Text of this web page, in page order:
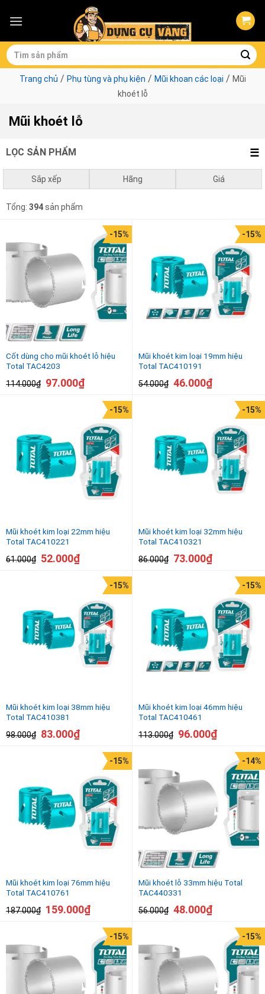
Tìm
kiếm:
Trang chủ / Phụ tùng và phụ kiện / Mũi khoan các loại / Mũi
khoét lỗ
Mũi khoét lỗ
LỌC SẢN PHẨM
Sắp xếp
Mặc định
Giá cao đến thấp
Hãng
Bosch
Milwaukee
Thắng Lợi
Giá
0₫-1.000.000₫
₫
3.000.000 10.000.000₫
10.000.000 -990.000₫
Tổng: 394sản phẩm
Cốt dùng cho mũi khoét lỗ hiệu
Total TAC4203
114.000₫
-15%
97.000₫
Mũi khoét kim loại 19mm hiệu
Total TAC410191
54.000₫
-15%
46.000₫
Mũi khoét kim loại 22mm hiệu
Total TAC410221
61.000₫
-15%
52.000₫
Mũi khoét kim loại 32mm hiệu
Total TAC410321
86.000₫
-15%
73.000₫
Mũi khoét kim loại 38mm hiệu
Total TAC410381
98.000₫
-15%
83.000₫
Mũi khoét kim loại 46mm hiệu
Total TAC410461
113.000₫
-15%
96.000₫
Mũi khoét kim loại 76mm hiệu
Total TAC410761
187.000₫
-15%
159.000₫
Mũi khoét lỗ 33mm hiệu Total
TAC440331
56.000₫
-14%
48.000₫
-15% -15%